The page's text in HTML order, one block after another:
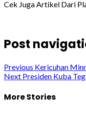
Cek Juga Artikel Dari
Post
Previous Kericuhan
Next Presiden Kuba
More Stories